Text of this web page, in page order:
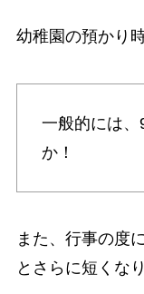
幼稚園の預かり
一般的には、
か！
また、行事の度
とさらに短くな